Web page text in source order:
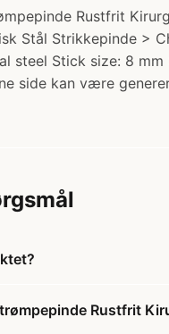
Rustfrit
Stål Strikkepinde >
steel Stick size: 8
side kan være
Rustfrit